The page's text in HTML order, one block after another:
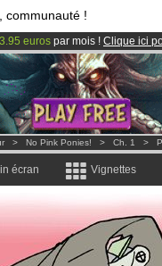
communauté !
3.95 euros par mois ! Clique ici
lancé!.
& Mangas!
> No Pink Ponies! > Ch. 1 >
écran Vignettes